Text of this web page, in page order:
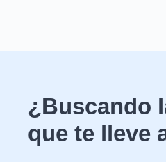
¿Buscando
que te lleve